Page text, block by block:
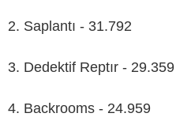
2. Saplantı - 31.792
3. Dedektif Reptır - 29.359
4. Backrooms - 24.959